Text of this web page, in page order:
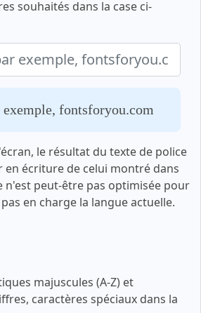
souhaités dans la case ci-
exemple, fontsforyou.com
le résultat du texte de police
écriture de celui montré dans
n'est peut-être pas optimisée pour
en charge la langue actuelle.
majuscules (A-Z) et
caractères spéciaux dans la